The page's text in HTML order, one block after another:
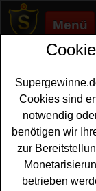
Menü
Supergewinne.de>
Anzeige:
Anzeige:
Arte
gewinnen
Cookies sind
notwendig
benötigen wir
zur
betrieben